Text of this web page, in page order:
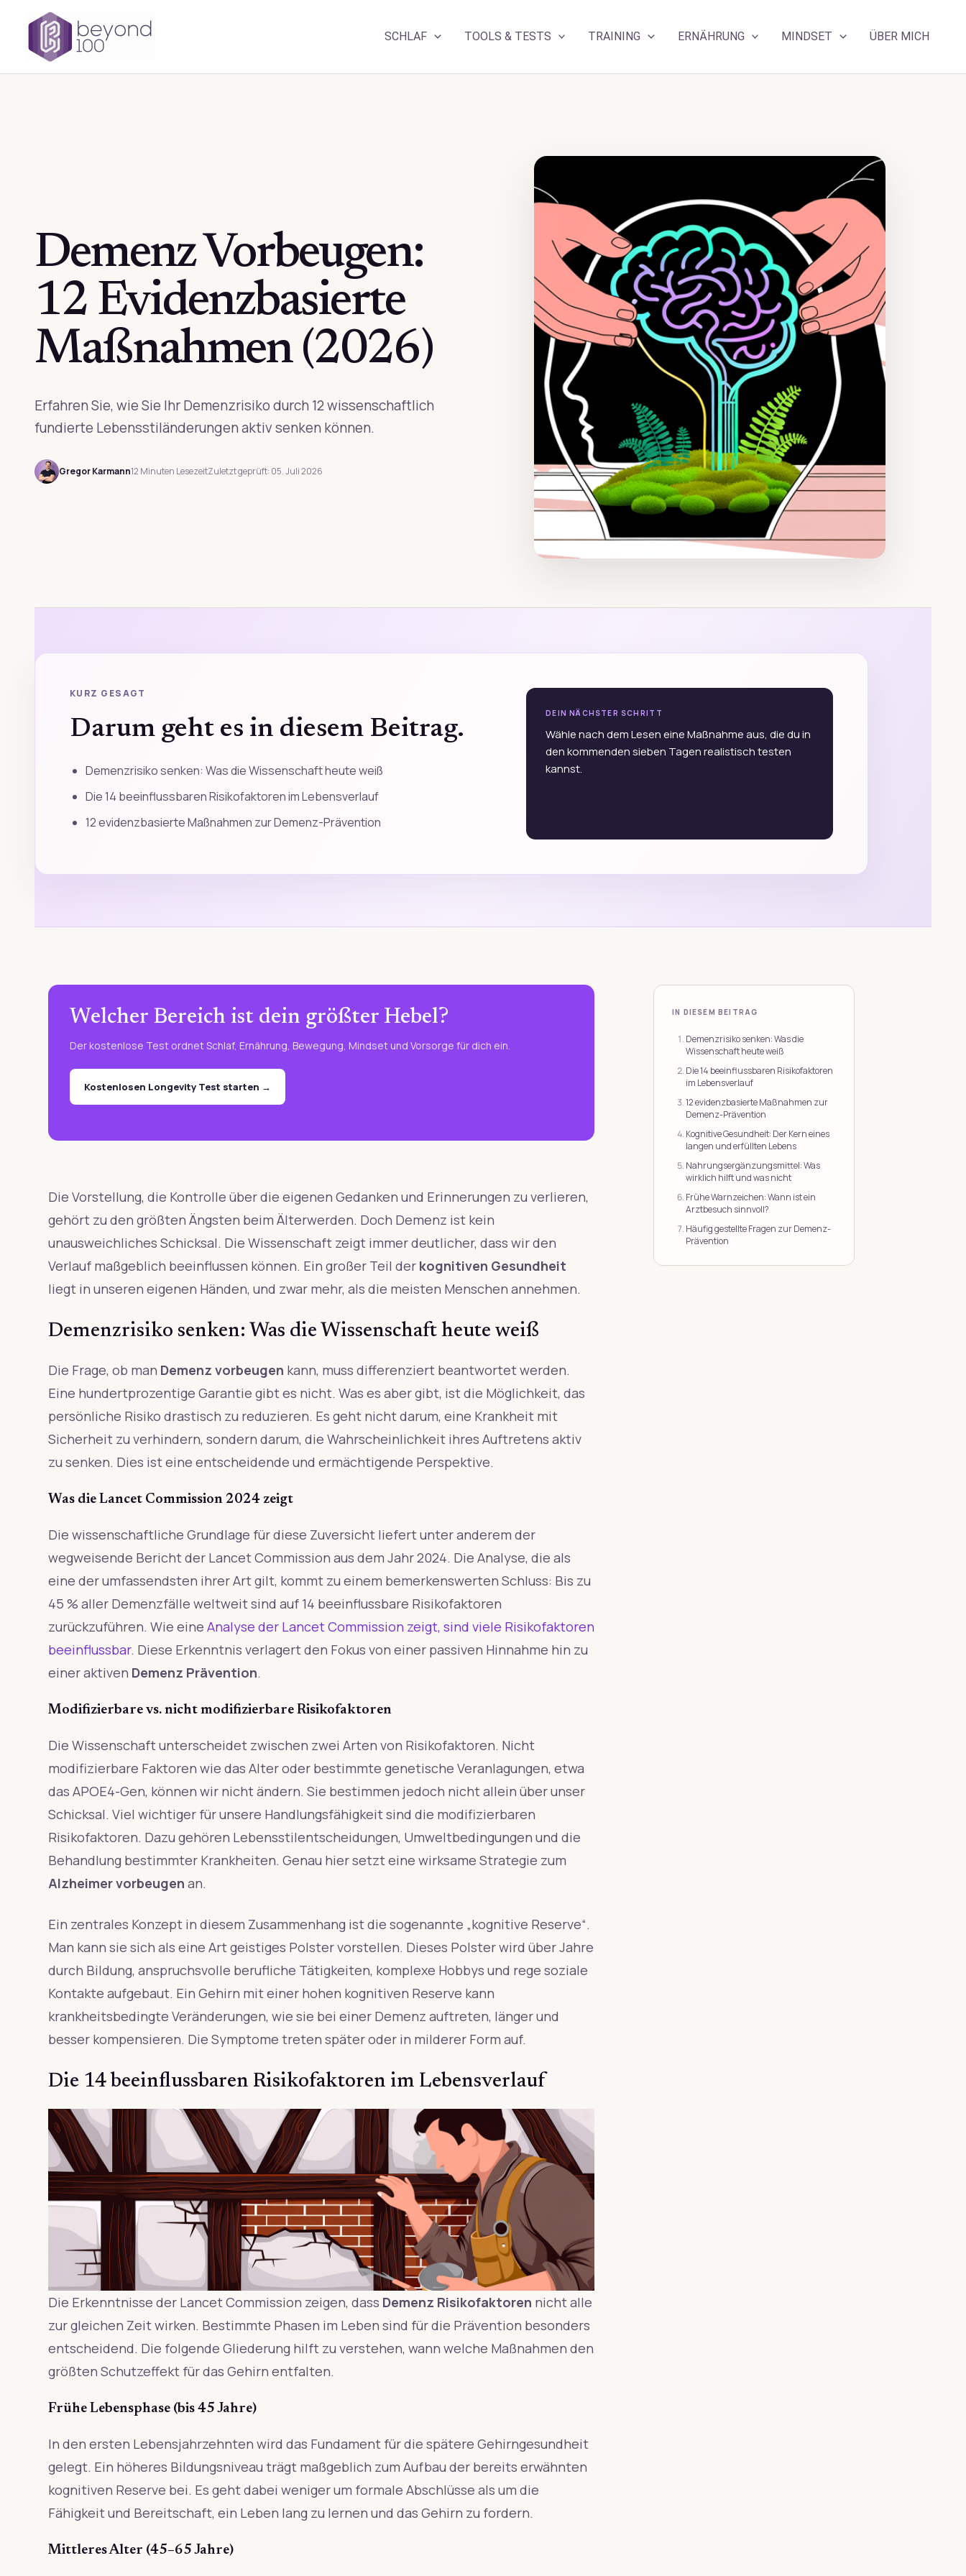
SCHLAF TOOLS & TESTS TRAINING ERNÄHRUNG MINDSET ÜBER MICH
Demenz Vorbeugen:
12 Evidenzbasierte
Maßnahmen (2026)
Erfahren Sie, wie Sie Ihr Demenzrisiko durch 12 wissenschaftlich
fundierte Lebensstiländerungen aktiv senken können.
Gregor Karmann12 Minuten LesezeitZuletzt geprüft: 05. Juli 2026
KURZ GESAGT
Darum geht es in diesem Beitrag.
Demenzrisiko senken: Was die Wissenschaft heute weiß
Die 14 beeinflussbaren Risikofaktoren im Lebensverlauf
12 evidenzbasierte Maßnahmen zur Demenz-Prävention
DEIN NÄCHSTER SCHRITT
Wähle nach dem Lesen eine Maßnahme aus, die du in
den kommenden sieben Tagen realistisch testen
kannst.
Welcher Bereich ist dein größter Hebel?
Der kostenlose Test ordnet Schlaf, Ernährung, Bewegung, Mindset und Vorsorge für dich ein.
Kostenlosen Longevity Test starten →
Die Vorstellung, die Kontrolle über die eigenen Gedanken und Erinnerungen zu verlieren,
gehört zu den größten Ängsten beim Älterwerden. Doch Demenz ist kein
unausweichliches Schicksal. Die Wissenschaft zeigt immer deutlicher, dass wir den
Verlauf maßgeblich beeinflussen können. Ein großer Teil der kognitiven Gesundheit
liegt in unseren eigenen Händen, und zwar mehr, als die meisten Menschen annehmen.
Demenzrisiko senken: Was die Wissenschaft heute weiß
Die Frage, ob man Demenz vorbeugen kann, muss differenziert beantwortet werden.
Eine hundertprozentige Garantie gibt es nicht. Was es aber gibt, ist die Möglichkeit, das
persönliche Risiko drastisch zu reduzieren. Es geht nicht darum, eine Krankheit mit
Sicherheit zu verhindern, sondern darum, die Wahrscheinlichkeit ihres Auftretens aktiv
zu senken. Dies ist eine entscheidende und ermächtigende Perspektive.
Was die Lancet Commission 2024 zeigt
Die wissenschaftliche Grundlage für diese Zuversicht liefert unter anderem der
wegweisende Bericht der Lancet Commission aus dem Jahr 2024. Die Analyse, die als
eine der umfassendsten ihrer Art gilt, kommt zu einem bemerkenswerten Schluss: Bis zu
45 % aller Demenzfälle weltweit sind auf 14 beeinflussbare Risikofaktoren
zurückzuführen. Wie eine Analyse der Lancet Commission zeigt, sind viele Risikofaktoren
beeinflussbar. Diese Erkenntnis verlagert den Fokus von einer passiven Hinnahme hin zu
einer aktiven Demenz Prävention.
Modifizierbare vs. nicht modifizierbare Risikofaktoren
Die Wissenschaft unterscheidet zwischen zwei Arten von Risikofaktoren. Nicht
modifizierbare Faktoren wie das Alter oder bestimmte genetische Veranlagungen, etwa
das APOE4-Gen, können wir nicht ändern. Sie bestimmen jedoch nicht allein über unser
Schicksal. Viel wichtiger für unsere Handlungsfähigkeit sind die modifizierbaren
Risikofaktoren. Dazu gehören Lebensstilentscheidungen, Umweltbedingungen und die
Behandlung bestimmter Krankheiten. Genau hier setzt eine wirksame Strategie zum
Alzheimer vorbeugen an.
Ein zentrales Konzept in diesem Zusammenhang ist die sogenannte „kognitive Reserve“.
Man kann sie sich als eine Art geistiges Polster vorstellen. Dieses Polster wird über Jahre
durch Bildung, anspruchsvolle berufliche Tätigkeiten, komplexe Hobbys und rege soziale
Kontakte aufgebaut. Ein Gehirn mit einer hohen kognitiven Reserve kann
krankheitsbedingte Veränderungen, wie sie bei einer Demenz auftreten, länger und
besser kompensieren. Die Symptome treten später oder in milderer Form auf.
Die 14 beeinflussbaren Risikofaktoren im Lebensverlauf
Die Erkenntnisse der Lancet Commission zeigen, dass Demenz Risikofaktoren nicht alle
zur gleichen Zeit wirken. Bestimmte Phasen im Leben sind für die Prävention besonders
entscheidend. Die folgende Gliederung hilft zu verstehen, wann welche Maßnahmen den
größten Schutzeffekt für das Gehirn entfalten.
Frühe Lebensphase (bis 45 Jahre)
In den ersten Lebensjahrzehnten wird das Fundament für die spätere Gehirngesundheit
gelegt. Ein höheres Bildungsniveau trägt maßgeblich zum Aufbau der bereits erwähnten
kognitiven Reserve bei. Es geht dabei weniger um formale Abschlüsse als um die
Fähigkeit und Bereitschaft, ein Leben lang zu lernen und das Gehirn zu fordern.
Mittleres Alter (45–65 Jahre)
IN DIESEM BEITRAG
Demenzrisiko senken: Was die
Wissenschaft heute weiß
Die 14 beeinflussbaren Risikofaktoren
im Lebensverlauf
12 evidenzbasierte Maßnahmen zur
Demenz-Prävention
Kognitive Gesundheit: Der Kern eines
langen und erfüllten Lebens
Nahrungsergänzungsmittel: Was
wirklich hilft und was nicht
Frühe Warnzeichen: Wann ist ein
Arztbesuch sinnvoll?
Häufig gestellte Fragen zur Demenz-
Prävention